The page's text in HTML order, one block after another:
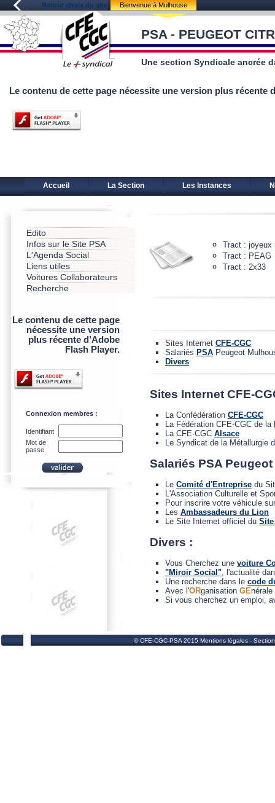
Retour choix du site Bienvenue à Mulhouse
PSA - PEUGEOT
Une section Syndicale ancrée
Le contenu de cette page nécessite une version plus récente
Accueil La Section Les Instances
Edito
Infos sur le Site PSA
L'Agenda Social
Liens utiles
Voitures Collaborateurs
Recherche
Le contenu de cette page
nécessite une version
plus récente d’Adobe
Flash Player.
Connexion membres :
Identifiant
Mot de
passe
Tract : joyeux
Tract : PEAG
Tract : 2x33
Sites Internet CFE-CGC
Salariés PSA Peugeot
Divers
Sites Internet CFE-
La Confédération CFE-CGC
La Fédération CFE-CGC de la
La CFE-CGC Alsace
Le Syndicat de la Métallurgie
Salariés PSA
Le Comité d'Entreprise du
L'Association Culturelle et
Pour inscrire votre véhicule
Les Ambassadeurs du Lion
Le Site Internet officiel du
Divers :
Vous Cherchez une voiture
"Miroir Social", l'actualité
Une recherche dans le code
Avec l'ORganisation GE
Si vous cherchez un emploi,
© CFE-CGC-PSA 2015 Mentions légales -